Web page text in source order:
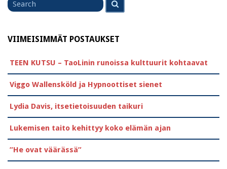
for
VIIMEISIMMÄT POSTAUKSET
TEEN KUTSU – TaoLinin runoissa kulttuurit kohtaavat
Viggo Wallensköld ja Hypnoottiset sienet
Lydia Davis, itsetietoisuuden taikuri
Lukemisen taito kehittyy koko elämän ajan
”He ovat väärässä”